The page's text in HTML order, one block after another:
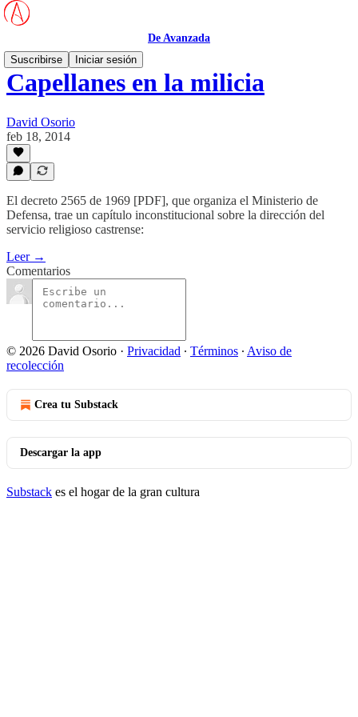
De Avanzada
Suscribirse
Iniciar sesión
Capellanes en la milicia
David Osorio
feb 18, 2014
El decreto 2565 de 1969 [PDF], que organiza el Ministerio de
Defensa, trae un capítulo inconstitucional sobre la dirección del
servicio religioso castrense:
Leer →
Comentarios
© 2026 David Osorio · Privacidad ∙ Términos ∙ Aviso de
recolección
Crea tu Substack
Descargar la app
Substack es el hogar de la gran cultura